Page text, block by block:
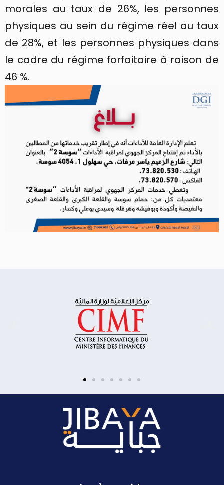
morales au taux de 26%, les personnes
physiques au sein du régime réel au taux
de 28%, et les personnes physiques dans
le cadre du régime forfaitaire à raison de
46 %.